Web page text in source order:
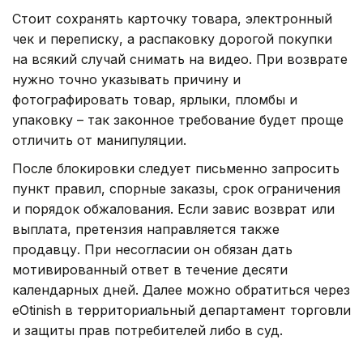
Стоит сохранять карточку товара, электронный
чек и переписку, а распаковку дорогой покупки
на всякий случай снимать на видео. При возврате
нужно точно указывать причину и
фотографировать товар, ярлыки, пломбы и
упаковку – так законное требование будет проще
отличить от манипуляции.
После блокировки следует письменно запросить
пункт правил, спорные заказы, срок ограничения
и порядок обжалования. Если завис возврат или
выплата, претензия направляется также
продавцу. При несогласии он обязан дать
мотивированный ответ в течение десяти
календарных дней. Далее можно обратиться через
eOtinish в территориальный департамент торговли
и защиты прав потребителей либо в суд.